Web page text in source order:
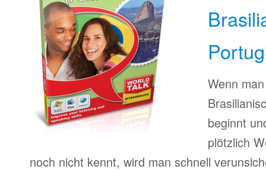
Wenn
beginnt
plötzlich
noch nicht kennt, wird man schnell